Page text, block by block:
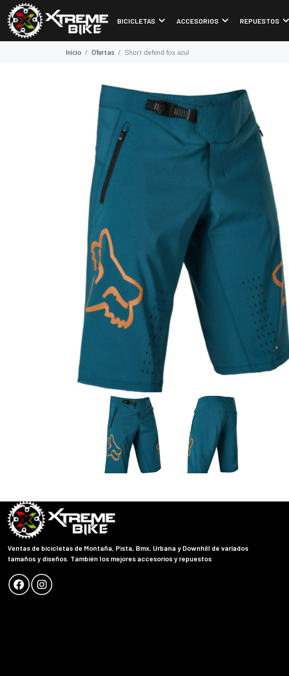
BICICLETAS ACCESORIOS REPUESTOS
Inicio Ofertas Short defend fox azul
Ventas de bicicletas de Montaña, Pista, Bmx, Urbana y Downhill de variados
tamaños y diseños. También los mejores accesorios y repuestos